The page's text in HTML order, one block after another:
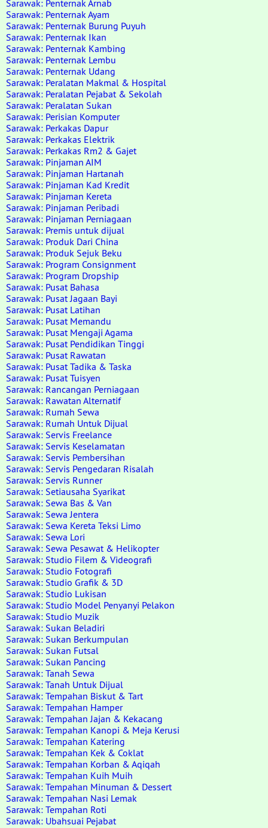
Sarawak: Penternak Arnab
Sarawak: Penternak Ayam
Sarawak: Penternak Burung Puyuh
Sarawak: Penternak Ikan
Sarawak: Penternak Kambing
Sarawak: Penternak Lembu
Sarawak: Penternak Udang
Sarawak: Peralatan Makmal & Hospital
Sarawak: Peralatan Pejabat & Sekolah
Sarawak: Peralatan Sukan
Sarawak: Perisian Komputer
Sarawak: Perkakas Dapur
Sarawak: Perkakas Elektrik
Sarawak: Perkakas Rm2 & Gajet
Sarawak: Pinjaman AIM
Sarawak: Pinjaman Hartanah
Sarawak: Pinjaman Kad Kredit
Sarawak: Pinjaman Kereta
Sarawak: Pinjaman Peribadi
Sarawak: Pinjaman Perniagaan
Sarawak: Premis untuk dijual
Sarawak: Produk Dari China
Sarawak: Produk Sejuk Beku
Sarawak: Program Consignment
Sarawak: Program Dropship
Sarawak: Pusat Bahasa
Sarawak: Pusat Jagaan Bayi
Sarawak: Pusat Latihan
Sarawak: Pusat Memandu
Sarawak: Pusat Mengaji Agama
Sarawak: Pusat Pendidikan Tinggi
Sarawak: Pusat Rawatan
Sarawak: Pusat Tadika & Taska
Sarawak: Pusat Tuisyen
Sarawak: Rancangan Perniagaan
Sarawak: Rawatan Alternatif
Sarawak: Rumah Sewa
Sarawak: Rumah Untuk Dijual
Sarawak: Servis Freelance
Sarawak: Servis Keselamatan
Sarawak: Servis Pembersihan
Sarawak: Servis Pengedaran Risalah
Sarawak: Servis Runner
Sarawak: Setiausaha Syarikat
Sarawak: Sewa Bas & Van
Sarawak: Sewa Jentera
Sarawak: Sewa Kereta Teksi Limo
Sarawak: Sewa Lori
Sarawak: Sewa Pesawat & Helikopter
Sarawak: Studio Filem & Videografi
Sarawak: Studio Fotografi
Sarawak: Studio Grafik & 3D
Sarawak: Studio Lukisan
Sarawak: Studio Model Penyanyi Pelakon
Sarawak: Studio Muzik
Sarawak: Sukan Beladiri
Sarawak: Sukan Berkumpulan
Sarawak: Sukan Futsal
Sarawak: Sukan Pancing
Sarawak: Tanah Sewa
Sarawak: Tanah Untuk Dijual
Sarawak: Tempahan Biskut & Tart
Sarawak: Tempahan Hamper
Sarawak: Tempahan Jajan & Kekacang
Sarawak: Tempahan Kanopi & Meja Kerusi
Sarawak: Tempahan Katering
Sarawak: Tempahan Kek & Coklat
Sarawak: Tempahan Korban & Aqiqah
Sarawak: Tempahan Kuih Muih
Sarawak: Tempahan Minuman & Dessert
Sarawak: Tempahan Nasi Lemak
Sarawak: Tempahan Roti
Sarawak: Ubahsuai Pejabat